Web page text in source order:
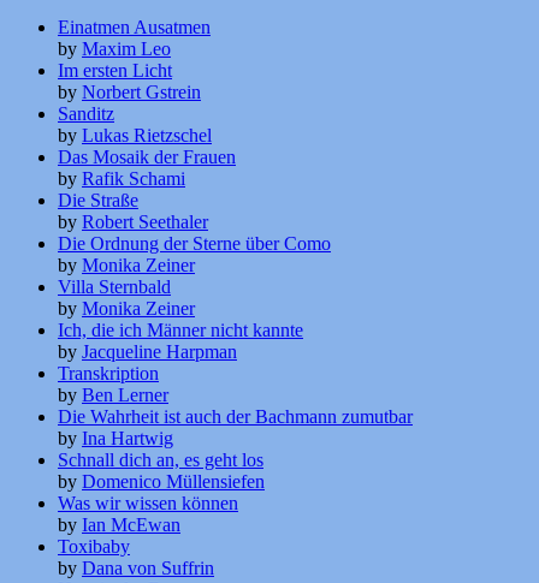
Einatmen Ausatmen
by Maxim Leo
Im ersten Licht
by Norbert Gstrein
Sanditz
by Lukas Rietzschel
Das Mosaik der Frauen
by Rafik Schami
Die Straße
by Robert Seethaler
Die Ordnung der Sterne über Como
by Monika Zeiner
Villa Sternbald
by Monika Zeiner
Ich, die ich Männer nicht kannte
by Jacqueline Harpman
Transkription
by Ben Lerner
Die Wahrheit ist auch der Bachmann zumutbar
by Ina Hartwig
Schnall dich an, es geht los
by Domenico Müllensiefen
Was wir wissen können
by Ian McEwan
Toxibaby
by Dana von Suffrin